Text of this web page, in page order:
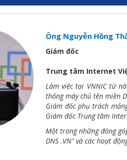
Ông Nguyễn Hồng
Giám đốc
Trung tâm Internet
Làm việc tại VNNIC từ
thống máy chủ tên miền
Giám đốc phụ trách
Giám đốc Trung tâm
Một trong những đóng
DNS .VN" và các hoạt